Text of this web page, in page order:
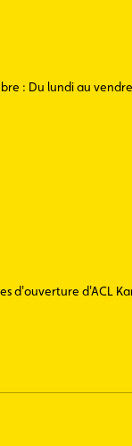
: Du lundi au
d'ouverture d'ACL